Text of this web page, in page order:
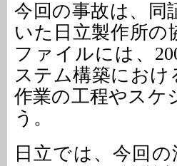
今回の事故は、同
いた日立製作所の
ファイルには、
ステム構築におけ
作業の工程やスケ
う。
日立では、今回